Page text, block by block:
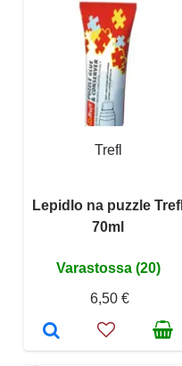
Trefl
Lepidlo na puzzle Trefl
70ml
Varastossa (20)
6,50 €